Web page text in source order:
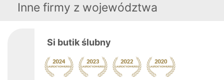
Inne firmy z województwa
Si butik ślubny